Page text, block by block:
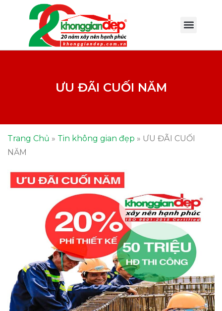
ƯU ĐÃI CUỐI NĂM
Trang Chủ » Tin không gian đẹp » ƯU ĐÃI CUỐI
NĂM